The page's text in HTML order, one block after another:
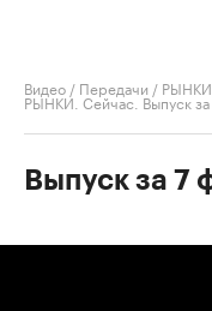
Видео / Передачи / РЫНКИ
РЫНКИ. Сейчас. Выпуск
Выпуск за 7